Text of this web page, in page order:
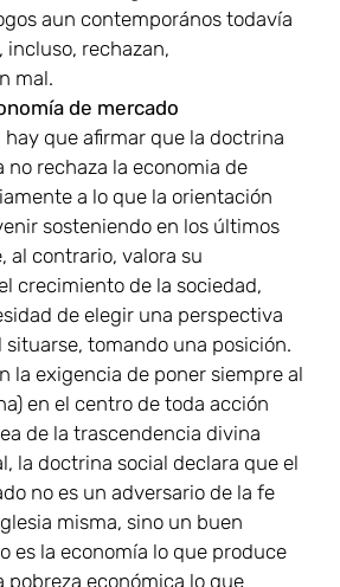
aun contemporános todavía
incluso, rechazan,
mal.
de mercado
que afirmar que la doctrina
no rechaza la economia de
a lo que la orientación
sosteniendo en los últimos
al contrario, valora su
crecimiento de la sociedad,
de elegir una perspectiva
situarse, tomando una posición.
la exigencia de poner siempre al
en el centro de toda acción
de la trascendencia divina
la doctrina social declara que el
no es un adversario de la fe
misma, sino un buen
es la economía lo que produce
pobreza económica lo que